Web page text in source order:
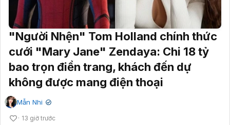
"Người Nhện" Tom Holland chính thức
cưới "Mary Jane" Zendaya: Chi 18 tỷ
bao trọn điền trang, khách đến dự
không được mang điện thoại
Mẫn Nhi ✔
13 giờ trước